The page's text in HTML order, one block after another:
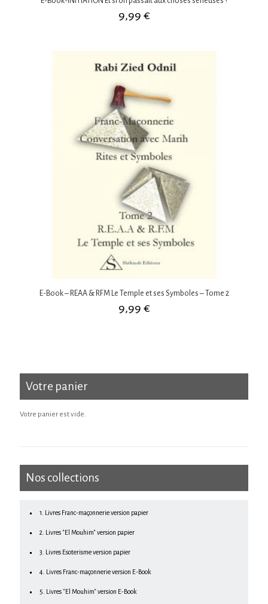
9,99 €
E-Book – REAA & RFM Le Temple et ses Symboles – Tome 2
9,99 €
Votre panier
Votre panier est vide.
Nos collections
1. Livres Franc-maçonnerie version papier
2. Livres "El Mouhim" version papier
3. Livres Esoterisme version papier
4. Livres Franc-maçonnerie version E-Book
5. Livres "El Mouhim" version E-Book